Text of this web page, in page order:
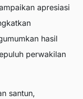
apresiasi
hasil
perwakilan
santun,